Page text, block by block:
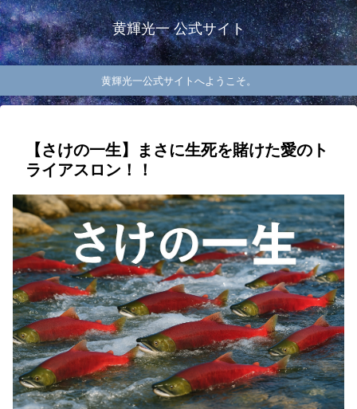
黄輝光一 公式サイト
黄輝光一公式サイトへようこそ。
【さけの一生】まさに生死を賭けた愛のト
ライアスロン！！